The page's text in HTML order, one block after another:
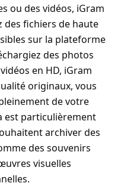
ou des vidéos, iGram
des fichiers de haute
sur la plateforme
des photos
en HD, iGram
originaux, vous
de votre
est particulièrement
archiver des
des souvenirs
visuelles